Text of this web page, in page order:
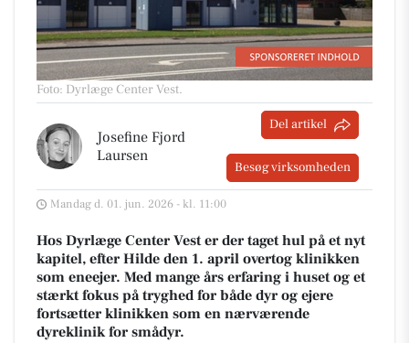
Foto: Dyrlæge Center Vest.
Josefine Fjord
Laursen
Del artikel
Besøg virksomheden
Mandag d. 01. jun. 2026 - kl. 11:00
Hos Dyrlæge Center Vest er der taget hul på et nyt
kapitel, efter Hilde den 1. april overtog klinikken
som eneejer. Med mange års erfaring i huset og et
stærkt fokus på tryghed for både dyr og ejere
fortsætter klinikken som en nærværende
dyreklinik for smådyr.